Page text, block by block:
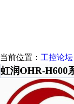
当前位置： 工控论坛
虹润OHR-H600